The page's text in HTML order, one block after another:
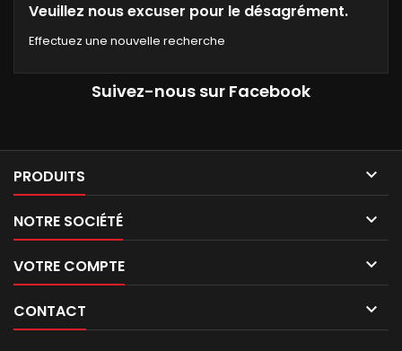
Veuillez nous excuser pour le désagrément.
Effectuez une nouvelle recherche
Suivez-nous sur Facebook
PRODUITS 
NOTRE SOCIÉTÉ 
VOTRE COMPTE 
CONTACT 